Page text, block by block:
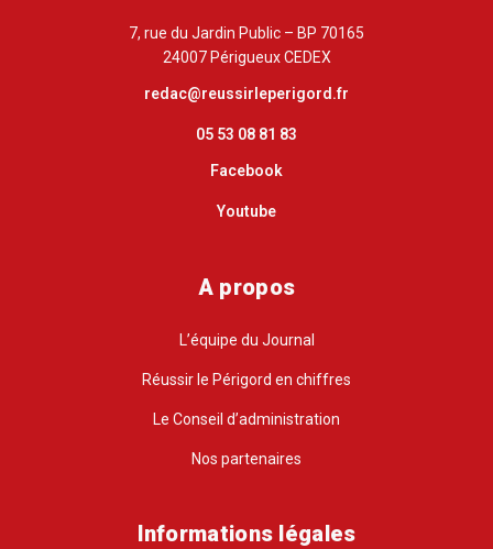
7, rue du Jardin Public – BP 70165
24007 Périgueux CEDEX
redac@reussirleperigord.fr
05 53 08 81 83
Facebook
Youtube
A propos
L’équipe du Journal
Réussir le Périgord en chiffres
Le Conseil d’administration
Nos partenaires
Informations légales